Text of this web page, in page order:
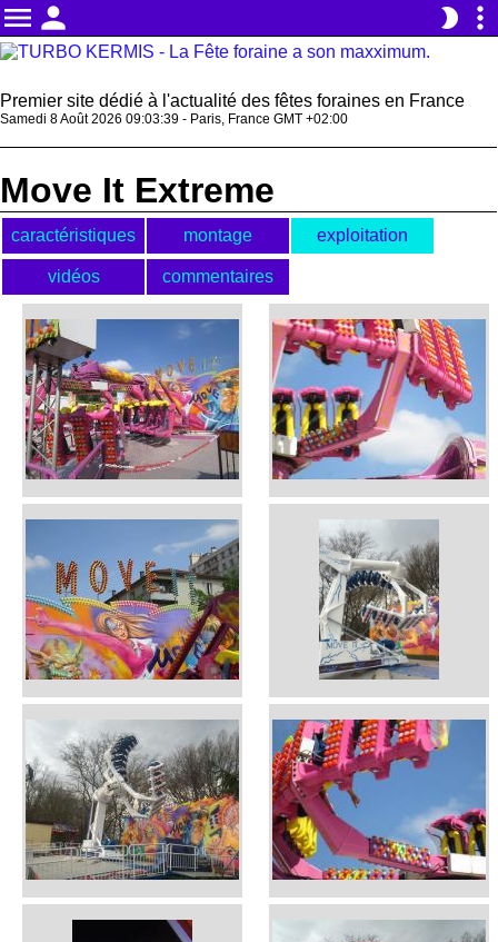
menu person brightness_2 more_vert
Premier site dédié à l'actualité des fêtes foraines en France
Samedi 8 Août 2026 09:03:39 - Paris, France GMT +02:00
Move It Extreme
caractéristiques montage exploitation
vidéos commentaires